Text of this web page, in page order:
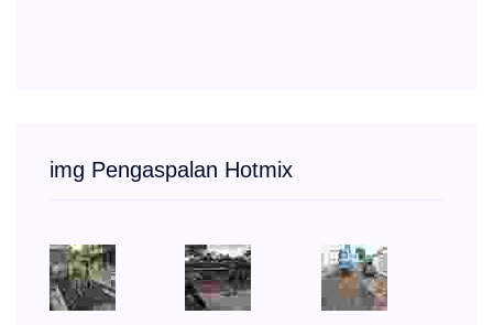
img Pengaspalan Hotmix